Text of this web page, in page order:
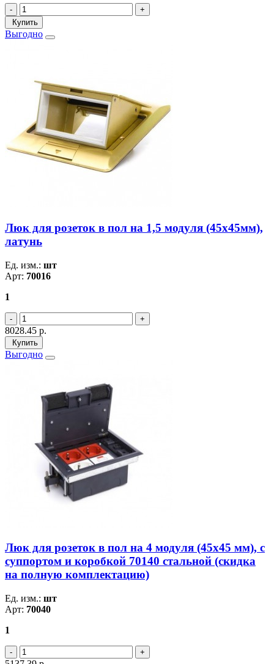
Купить
Выгодно
Люк для розеток в пол на 1,5 модуля (45х45мм),
латунь
Ед. изм.: шт
Арт: 70016
1
8028.45 р.
Купить
Выгодно
Люк для розеток в пол на 4 модуля (45х45 мм), с
суппортом и коробкой 70140 стальной (скидка
на полную комплектацию)
Ед. изм.: шт
Арт: 70040
1